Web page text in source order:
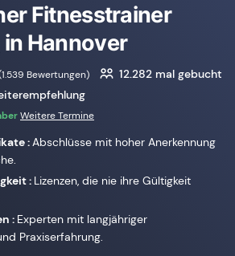
Fitnesstrainer
Hannover
Bewertungen) 12.282mal gebucht
Weitere Termine
:Abschlüsse mit hoher Anerkennung
: Lizenzen, die nie ihre Gültigkeit
: Experten mit langjähriger
Praxiserfahrung.